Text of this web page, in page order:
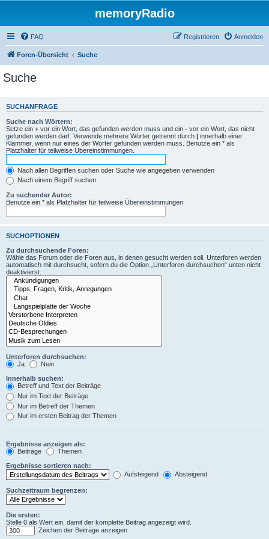
memoryRadio
FAQ Anmelden
Registrieren
Foren-Übersicht Suche
Suche
SUCHANFRAGE
Suche nach Wörtern:
Setze ein + vor ein Wort, das gefunden werden muss und ein - vor ein Wort, das nicht
gefunden werden darf. Verwende mehrere Wörter getrennt durch | innerhalb einer
Klammer, wenn nur eines der Wörter gefunden werden muss. Benutze ein * als
Platzhalter für teilweise Übereinstimmungen.
Nach allen Begriffen suchen oder Suche wie angegeben verwenden
Nach einem Begriff suchen
Zu suchender Autor:
Benutze ein * als Platzhalter für teilweise Übereinstimmungen.
SUCHOPTIONEN
Zu durchsuchende Foren:
Wähle das Forum oder die Foren aus, in denen gesucht werden soll. Unterforen werden
automatisch mit durchsucht, sofern du die Option „Unterforen durchsuchen“ unten nicht
deaktivierst.
Unterforen durchsuchen:
Ja
Nein
Innerhalb suchen:
Betreff und Text der Beiträge
Nur im Text der Beiträge
Nur im Betreff der Themen
Nur im ersten Beitrag der Themen
Ergebnisse anzeigen als:
Beiträge
Themen
Ergebnisse sortieren nach:
Aufsteigend
Absteigend
Suchzeitraum begrenzen:
Die ersten:
Stelle 0 als Wert ein, damit der komplette Beitrag angezeigt wird.
Zeichen der Beiträge anzeigen